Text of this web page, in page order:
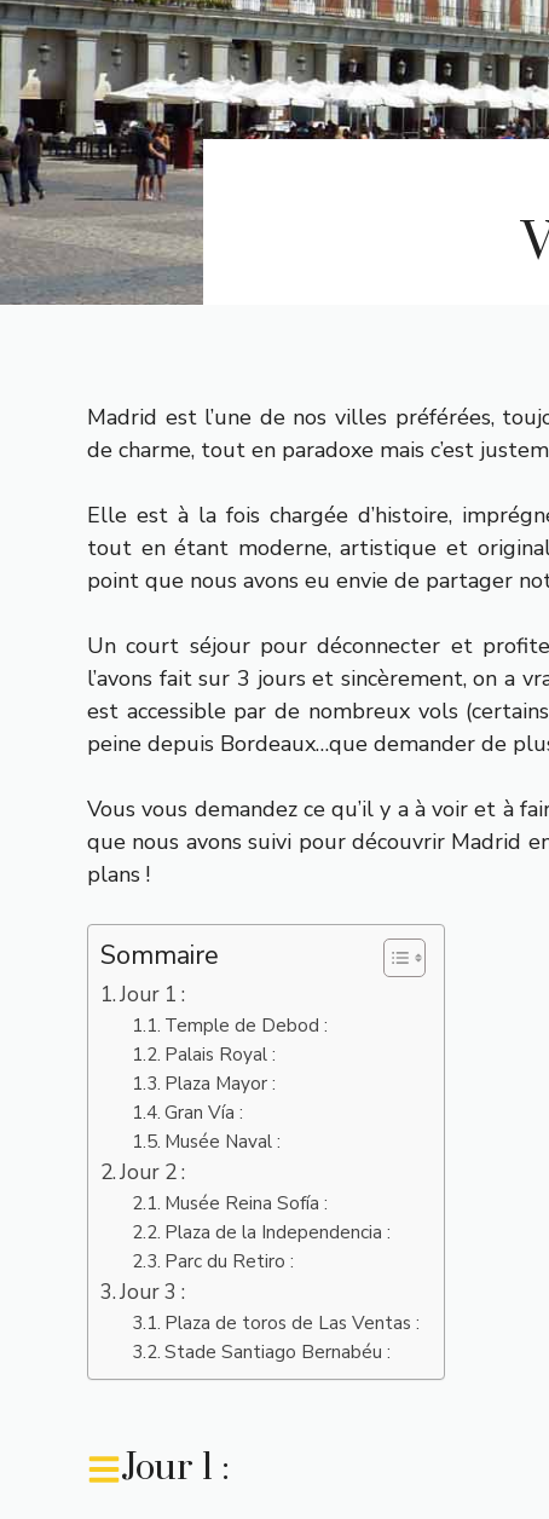
Madrid est l’une de nos villes préférées,
de charme, tout en paradoxe mais c’est
Elle est à la fois chargée d’histoire,
tout en étant moderne, artistique et
point que nous avons eu envie de partager
Un court séjour pour déconnecter et
l’avons fait sur 3 jours et sincèrement, on a
est accessible par de nombreux vols
peine depuis Bordeaux…que demander de
Vous vous demandez ce qu’il y a à voir et à
que nous avons suivi pour découvrir Madrid
plans !
Sommaire
Jour 1 :
Temple de Debod :
Palais Royal :
Plaza Mayor :
Gran Vía :
Musée Naval :
Jour 2 :
Musée Reina Sofía :
Plaza de la Independencia :
Parc du Retiro :
Jour 3 :
Plaza de toros de Las Ventas :
Stade Santiago Bernabéu :
Jour 1 :